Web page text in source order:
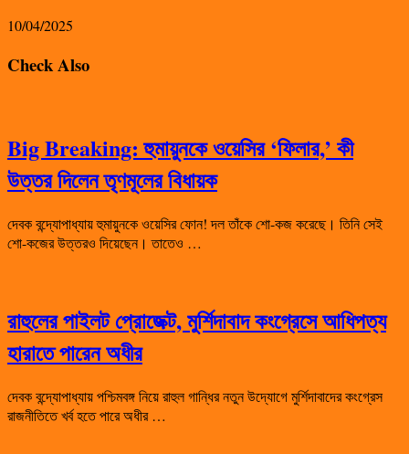
10/04/2025
Check Also
Big Breaking: হুমায়ুনকে ওয়েসির ‘ফিলার,’ কী
উত্তর দিলেন তৃণমূলের বিধায়ক
দেবক বন্দ্যোপাধ্যায় হুমায়ুনকে ওয়েসির ফোন! দল তাঁকে শো-কজ করেছে। তিনি সেই
শো-কজের উত্তরও দিয়েছেন। তাতেও …
রাহুলের পাইলট প্রোজেক্ট, মুর্শিদাবাদ কংগ্রেসে আধিপত্য
হারাতে পারেন অধীর
দেবক বন্দ্যোপাধ্যায় পশ্চিমবঙ্গ নিয়ে রাহুল গান্ধির নতুন উদ্যোগে মুর্শিদাবাদের কংগ্রেস
রাজনীতিতে খর্ব হতে পারে অধীর …